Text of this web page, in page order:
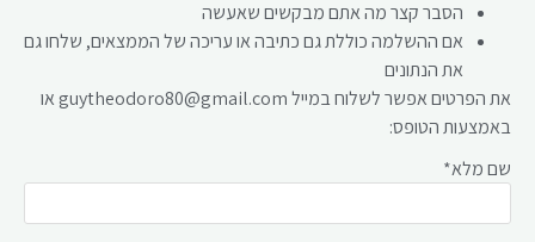
הסבר קצר מה אתם מבקשים שאעשה
אם ההשלמה כוללת גם כתיבה או עריכה של הממצאים, שלחו גם
את הנתונים
את הפרטים אפשר לשלוח במייל guytheodoro80@gmail.com או
באמצעות הטופס:
שם מלא*